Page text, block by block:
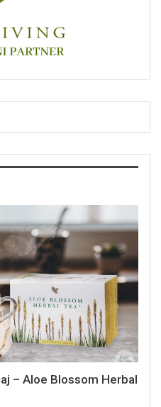
– Aloe Blossom Herbal